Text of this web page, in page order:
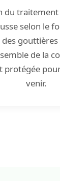
du
selon le
de la
protégée
venir.